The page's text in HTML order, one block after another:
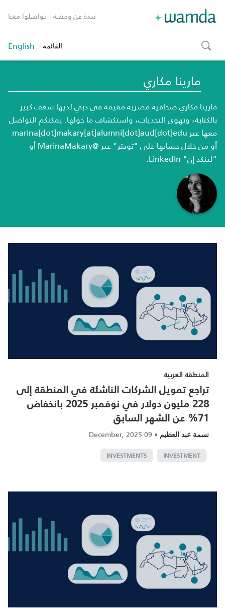
نبذة عن ومضة تواصلوا معنا
toggle
search
القائمة English
مارينا مكاري
مارينا مكاري صحافية مصرية مقيمة في دبي لديها شغف كبير
بالكتابة، وتهوى التحديات، واستكشاف ما حولها. يمكنكم التواصل
معها عبر marina[dot]makary[at]alumni[dot]aud[dot]edu
أو من خلال حسابها على "تويتر" عبر @MarinaMakary أو
"لينكد إن" LinkedIn.
المنطقة العربية
تراجع تمويل الشركات الناشئة في المنطقة إلى
228 مليون دولار في نوفمبر 2025 بانخفاض
71% عن الشهر السابق
نسمة عبد العظيم •
09 December, 2025
INVESTMENT
INVESTMENTS